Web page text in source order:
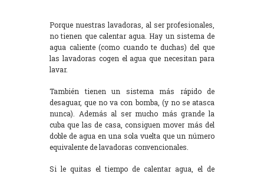
Porque nuestras lavadoras, al ser profesionales,
no tienen que calentar agua. Hay un sistema de
agua caliente (como cuando te duchas) del que
las lavadoras cogen el agua que necesitan para
lavar.
También tienen un sistema más rápido de
desaguar, que no va con bomba, (y no se atasca
nunca). Además al ser mucho más grande la
cuba que las de casa, consiguen mover más del
doble de agua en una sola vuelta que un número
equivalente de lavadoras convencionales.
Si le quitas el tiempo de calentar agua, el de